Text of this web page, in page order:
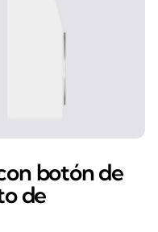
botón de
de